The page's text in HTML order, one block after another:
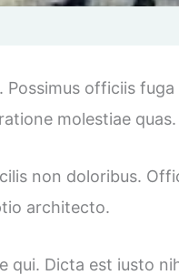
Possimus officiis
molestiae quas.
non doloribus.
architecto.
qui. Dicta est iusto